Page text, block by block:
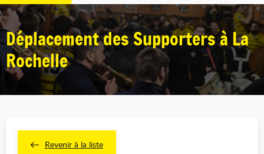
Déplacement des Supporters à La
Rochelle
Revenir à la liste